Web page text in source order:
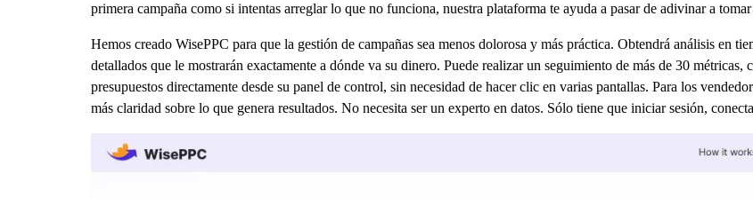
primera campaña como si intentas arreglar lo que no funciona, nuestra plataforma te ayuda a pasar de adivinar a
Hemos creado WisePPC para que la gestión de campañas sea menos dolorosa y más práctica. Obtendrá análisis en
detallados que le mostrarán exactamente a dónde va su dinero. Puede realizar un seguimiento de más de 30
presupuestos directamente desde su panel de control, sin necesidad de hacer clic en varias pantallas. Para los
más claridad sobre lo que genera resultados. No necesita ser un experto en datos. Sólo tiene que iniciar sesión,